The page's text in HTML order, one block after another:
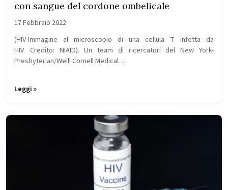
con sangue del cordone ombelicale
17 Febbraio 2022
(HIV-Immagine al microscopio di una cellula T infetta da
HIV. Credito: NIAID). Un team di ricercatori del New York-
Presbyterian/Weill Cornell Medical…
Leggi »